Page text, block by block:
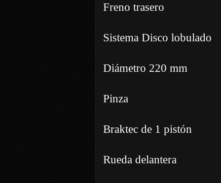
Freno trasero
Sistema Disco lobulado
Diámetro 220 mm
Pinza
Braktec de 1 pistón
Rueda delantera